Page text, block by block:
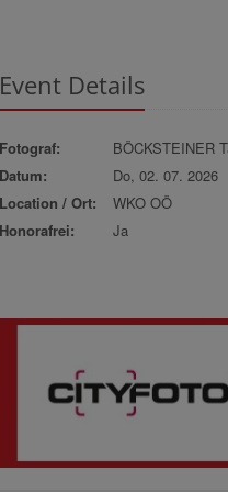
Event Details
Fotograf:
BÖCKSTEINER
Datum:
Do, 02. 07. 2026
Location / Ort:
WKO OÖ
Honorafrei:
Ja